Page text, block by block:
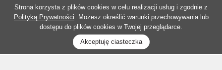
Strona korzysta z plików cookies w celu realizacji usług i zgodnie z
Polityką Prywatności. Możesz określić warunki przechowywania lub
dostępu do plików cookies w Twojej przeglądarce.
Akceptuję ciasteczka